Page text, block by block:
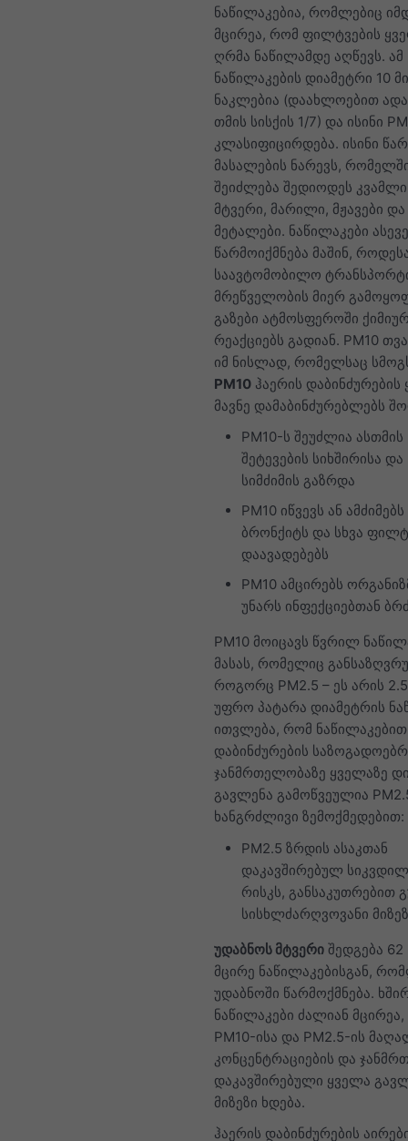
ნაწილაკებია, რომლებიც
მცირეა, რომ ფილტვების
ღრმა ნაწილამდე აღწევს. ამ
ნაწილაკების დიამეტრი 10
ნაკლებია (დაახლოებით
თმის სისქის 1/7) და ისინი
კლასიფიცირდება. ისინი
მასალების ნარევს,
შეიძლება შედიოდეს
მტვერი, მარილი, მჟავები და
მეტალები. ნაწილაკები ასევე
წარმოიქმნება მაშინ,
საავტომობილო
მრეწველობის მიერ
გაზები ატმოსფეროში
რეაქციებს გადიან. PM10
იმ ნისლად, რომელსაც
PM10 ჰაერის დაბინძურების
მავნე დამაბინძურებლებს
PM10-ს შეუძლია ასთმის
შეტევების სიხშირისა და
სიმძიმის გაზრდა
PM10 იწვევს ან ამძიმებს
ბრონქიტს და სხვა
დაავადებებს
PM10 ამცირებს
უნარს ინფექციებთან
PM10 მოიცავს წვრილ
მასას, რომელიც
როგორც PM2.5 – ეს არის
უფრო პატარა დიამეტრის
ითვლება, რომ ნაწილაკებით
დაბინძურების
ჯანმრთელობაზე ყველაზე
გავლენა გამოწვეულია
ხანგრძლივი ზემოქმედებით:
PM2.5 ზრდის ასაკთან
დაკავშირებულ
რისკს, განსაკუთრებით
სისხლძარღვოვანი
უდაბნოს მტვერი შედგება 62
მცირე ნაწილაკებისგან,
უდაბნოში წარმოქმნება.
ნაწილაკები ძალიან
PM10-ისა და PM2.5-ის
კონცენტრაციების და
დაკავშირებული ყველა
მიზეზი ხდება.
ჰაერის დაბინძურების